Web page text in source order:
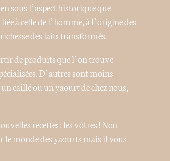
sous l’aspect historique que
à celle de l’homme, à l’origine des
des laits transformés.
de produits que l’on trouve
D’autres sont moins
caillé ou un yaourt de chez nous,
recettes : les vôtres ! Non
monde des yaourts mais il vous